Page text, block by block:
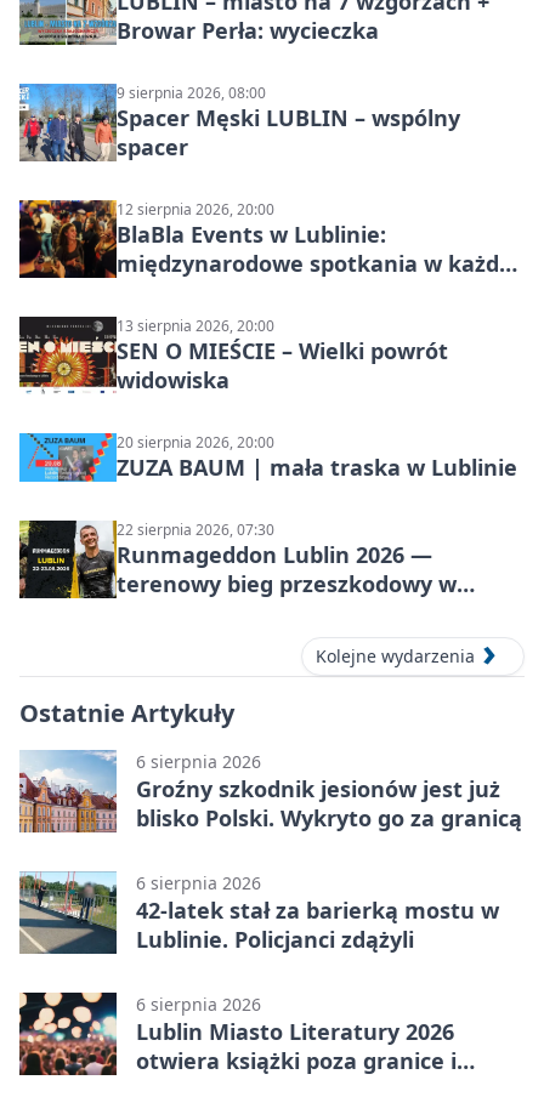
Browar Perła: wycieczka
9 sierpnia 2026, 08:00
Spacer Męski LUBLIN – wspólny
spacer
12 sierpnia 2026, 20:00
BlaBla Events w Lublinie:
międzynarodowe spotkania w każdą
13 sierpnia 2026, 20:00
SEN O MIEŚCIE – Wielki powrót
widowiska
20 sierpnia 2026, 20:00
ZUZA BAUM | mała traska w Lublinie
22 sierpnia 2026, 07:30
Runmageddon Lublin 2026 —
terenowy bieg przeszkodowy w
Kolejne wydarzenia
Ostatnie Artykuły
6 sierpnia 2026
Groźny szkodnik jesionów jest już
blisko Polski. Wykryto go za granicą
6 sierpnia 2026
42-latek stał za barierką mostu w
Lublinie. Policjanci zdążyli
6 sierpnia 2026
Lublin Miasto Literatury 2026
otwiera książki poza granice i